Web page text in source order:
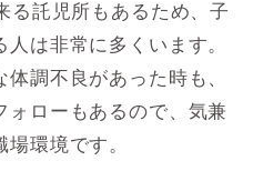
る託児所もあるため、子
は非常に多くいます。
調不良があった時も、
ォローもあるので、気兼
環境です。